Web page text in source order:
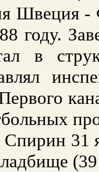
Швеция
году.
в
31